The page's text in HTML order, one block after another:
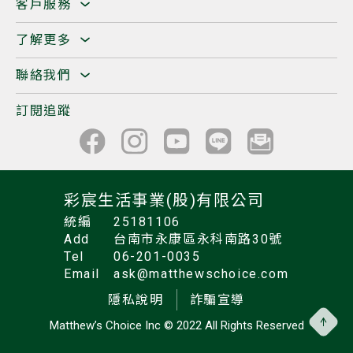
客戶服務
了解更多
聯絡我們
訂閱追蹤
彩宸生活事業(股)有限公司
統編
25181106
Add
台南市永康區永科南路30號
Tel
06-201-0035
Email
ask@matthewschoice.com
隱私說明
詐騙宣導
Matthew’s Choice Inc © 2022 All Rights Reserved